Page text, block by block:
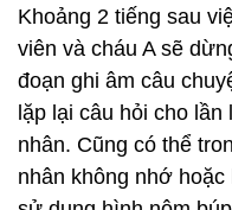
Khoảng 2 tiếng sau
viên và cháu A sẽ
đoạn ghi âm câu
lặp lại câu hỏi cho
nhân. Cũng có thể
nhân không nhớ